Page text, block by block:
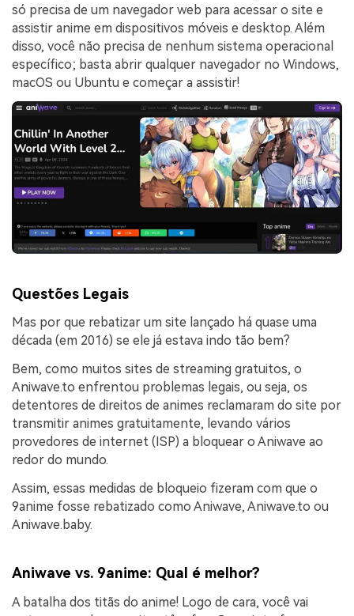
só precisa de um navegador web para acessar o site e
assistir anime em dispositivos móveis e desktop. Além
disso, você não precisa de nenhum sistema operacional
específico; basta abrir qualquer navegador no Windows,
macOS ou Ubuntu e começar a assistir!
Questões Legais
Mas por que rebatizar um site lançado há quase uma
década (em 2016) se ele já estava indo tão bem?
Bem, como muitos sites de streaming gratuitos, o
Aniwave.to enfrentou problemas legais, ou seja, os
detentores de direitos de animes reclamaram do site por
transmitir animes gratuitamente, levando vários
provedores de internet (ISP) a bloquear o Aniwave ao
redor do mundo.
Assim, essas medidas de bloqueio fizeram com que o
9anime fosse rebatizado como Aniwave, Aniwave.to ou
Aniwave.baby.
Aniwave vs. 9anime: Qual é melhor?
A batalha dos titãs do anime! Logo de cara, você vai